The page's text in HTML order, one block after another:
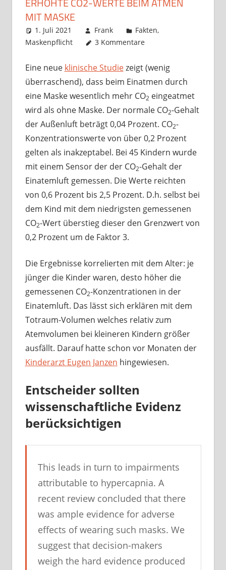
MIT MASKE
1. Juli 2021 Frank Fakten,
Maskenpflicht
3 Kommentare
Eine neue klinische Studiezeigt (wenig
überraschend), dass beim Einatmen durch
eine Maske wesentlich mehr CO2 eingeatmet
wird als ohne Maske. Der normale CO2-Gehalt
der Außenluft beträgt 0,04 Prozent. CO2-
Konzentrationswerte von über 0,2 Prozent
gelten als inakzeptabel. Bei 45 Kindern wurde
mit einem Sensor der der CO2-Gehalt der
Einatemluft gemessen. Die Werte reichten
von 0,6 Prozent bis 2,5 Prozent. D.h. selbst bei
dem Kind mit dem niedrigsten gemessenen
CO2-Wert überstieg dieser den Grenzwert von
0,2 Prozent um de Faktor 3.
Die Ergebnisse korrelierten mit dem Alter: je
jünger die Kinder waren, desto höher die
gemessenen CO2-Konzentrationen in der
Einatemluft. Das lässt sich erklären mit dem
Totraum-Volumen welches relativ zum
Atemvolumen bei kleineren Kindern größer
ausfällt. Darauf hatte schon vor Monaten der
Kinderarzt Eugen Janzen hingewiesen.
Entscheider sollten
wissenschaftliche Evidenz
berücksichtigen
This leads in turn to impairments
attributable to hypercapnia. A
recent review concluded that there
was ample evidence for adverse
effects of wearing such masks. We
suggest that decision-makers
weigh the hard evidence produced